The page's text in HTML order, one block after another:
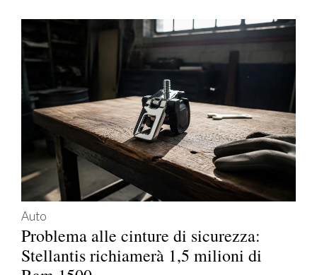
Auto
Problema alle cinture di sicurezza:
Stellantis richiamerà 1,5 milioni di